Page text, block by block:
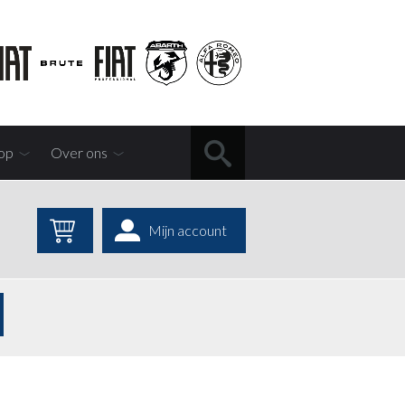
Over ons
Mijn account